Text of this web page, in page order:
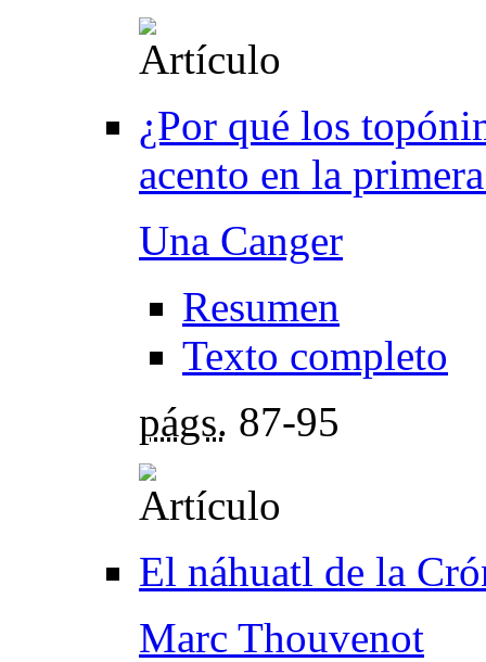
¿Por qué los
acento en la
Una Canger
Resumen
Texto completo
págs. 87-95
El náhuatl de la
Marc Thouvenot